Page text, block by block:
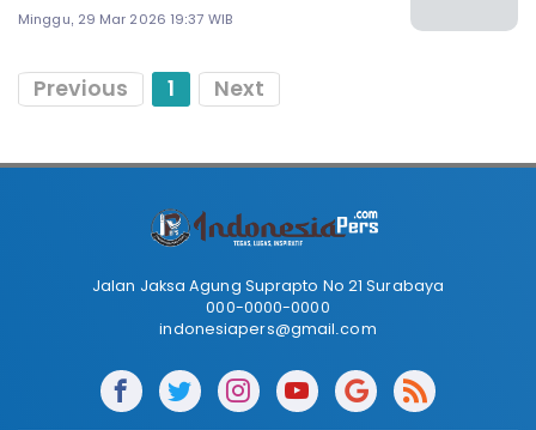
Minggu, 29 Mar 2026 19:37 WIB
Previous 1 Next
Jalan Jaksa Agung Suprapto No 21 Surabaya
000-0000-0000
indonesiapers@gmail.com